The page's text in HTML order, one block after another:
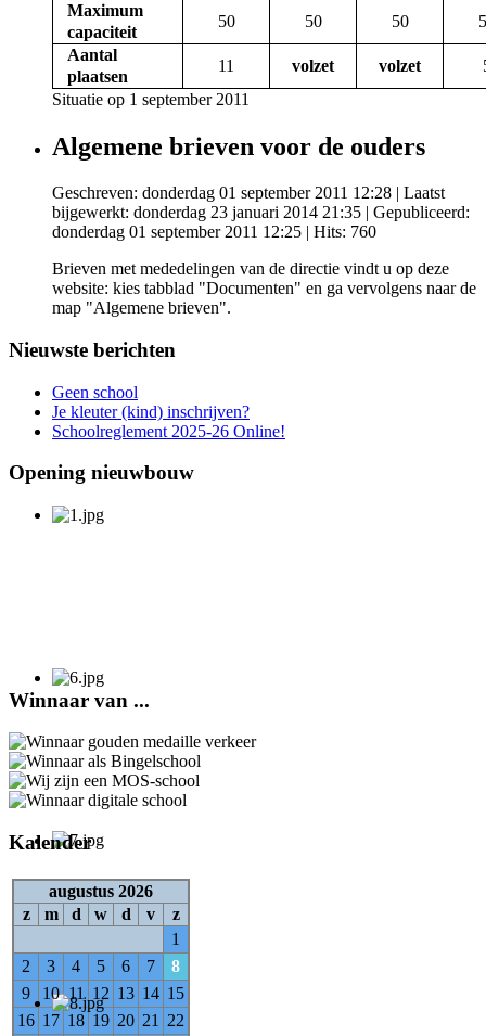
Maximum
capaciteit
50 50 50
Aantal
plaatsen
11 volzet volzet
Situatie op 1 september 2011
Algemene brieven voor de ouders
Geschreven: donderdag 01 september 2011 12:28 | Laatst
bijgewerkt: donderdag 23 januari 2014 21:35 | Gepubliceerd:
donderdag 01 september 2011 12:25 | Hits: 760
Brieven met mededelingen van de directie vindt u op deze
website: kies tabblad "Documenten" en ga vervolgens naar de
map "Algemene brieven".
Nieuwste berichten
Geen school
Je kleuter (kind) inschrijven?
Schoolreglement 2025-26 Online!
Opening nieuwbouw
Winnaar van ...
Kalender
augustus 2026
z
m d w d v
z
1
2
3 4 5 6 7
8
9
10 11 12 13 14 15
16 17 18 19 20 21
22